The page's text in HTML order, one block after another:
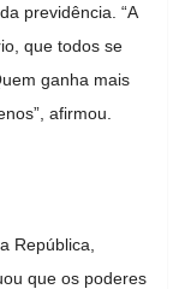
previdência. “A
que todos se
ganha mais
afirmou.
República,
que os poderes